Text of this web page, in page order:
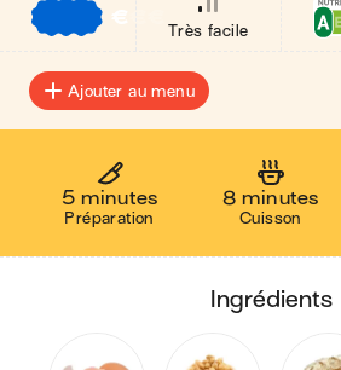
€
Très facile
Ajouter au menu
5 minutes
Préparation
8 minutes
Cuisson
ingrédients